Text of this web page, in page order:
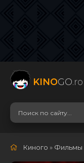
KINOGO.ro
Киного » Фильмы